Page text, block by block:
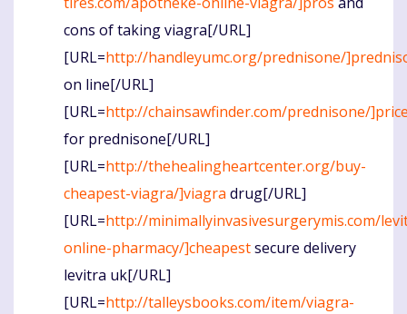
cons of taking viagra[/URL]
[URL=http://handleyumc.org/prednisone/
on line[/URL]
[URL=http://chainsawfinder.com/prednisone/
for prednisone[/URL]
[URL=http://thehealingheartcenter.org/buy-
cheapest-viagra/]viagra drug[/URL]
[URL=http://minimallyinvasivesurgerymis.com/
online-pharmacy/]cheapestsecure delivery
levitra uk[/URL]
[URL=http://talleysbooks.com/item/viagra-